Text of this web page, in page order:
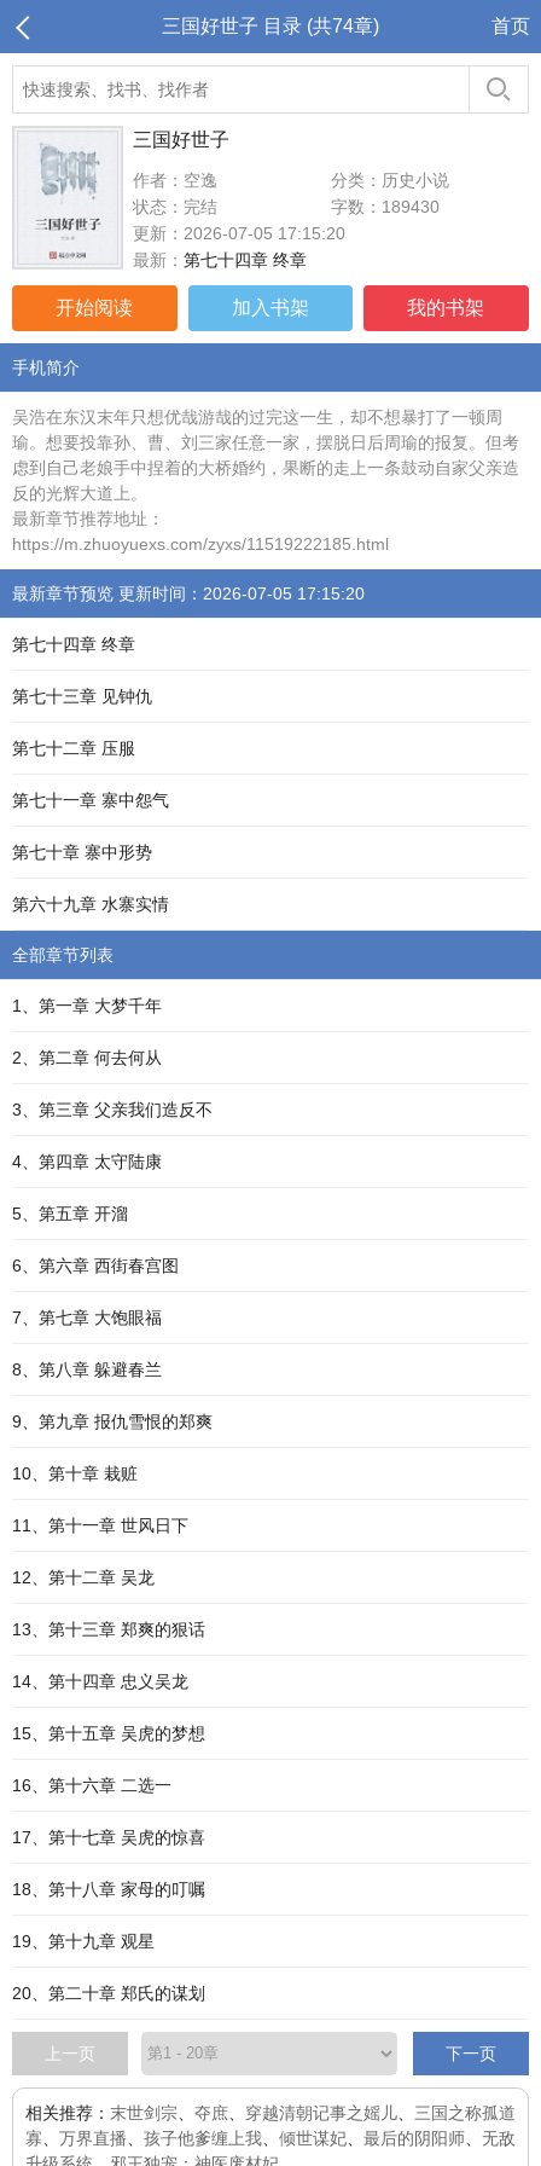
三国好世子 目录 (共74章) 首页
三国好世子
作者：空逸
分类：历史小说
状态：完结
字数：189430
更新：2026-07-05 17:15:20
最新： 第七十四章 终章
开始阅读 加入书架 我的书架
手机简介
吴浩在东汉末年只想优哉游哉的过完这一生，却不想暴打了一顿周
瑜。想要投靠孙、曹、刘三家任意一家，摆脱日后周瑜的报复。但考
虑到自己老娘手中捏着的大桥婚约，果断的走上一条鼓动自家父亲造
反的光辉大道上。
最新章节推荐地址：
https://m.zhuoyuexs.com/zyxs/11519222185.html
最新章节预览 更新时间：2026-07-05 17:15:20
第七十四章 终章
第七十三章 见钟仇
第七十二章 压服
第七十一章 寨中怨气
第七十章 寨中形势
第六十九章 水寨实情
全部章节列表
1、第一章 大梦千年
2、第二章 何去何从
3、第三章 父亲我们造反不
4、第四章 太守陆康
5、第五章 开溜
6、第六章 西街春宫图
7、第七章 大饱眼福
8、第八章 躲避春兰
9、第九章 报仇雪恨的郑爽
10、第十章 栽赃
11、第十一章 世风日下
12、第十二章 吴龙
13、第十三章 郑爽的狠话
14、第十四章 忠义吴龙
15、第十五章 吴虎的梦想
16、第十六章 二选一
17、第十七章 吴虎的惊喜
18、第十八章 家母的叮嘱
19、第十九章 观星
20、第二十章 郑氏的谋划
上一页 下一页
相关推荐： 末世剑宗 夺庶 穿越清朝记事之媱儿
三国之称孤道
寡
万界直播 孩子他爹缠上我 倾世谋妃 最后的阴阳师
无敌